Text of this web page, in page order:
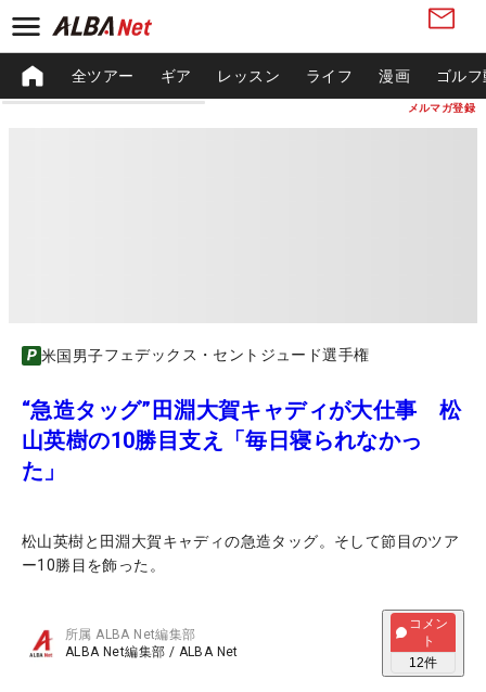
メルマガ登録
全ツアー ギア レッスン ライフ 漫画 ゴル
米国男子フェデックス・セントジュード選手権
“急造タッグ”田淵大賀キャディが大仕事 松
山英樹の10勝目支え「毎日寝られなかっ
た」
松山英樹と田淵大賀キャディの急造タッグ。そして節目のツア
ー10勝目を飾った。
所属ALBA Net編集部
ALBA Net編集部 / ALBA Net
コメン
ト
12件